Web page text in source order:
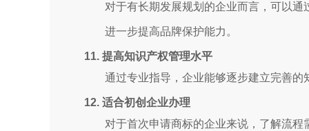
对于有长期发展规划的企业而言，可以通
进一步提高品牌保护能力。
11. 提高知识产权管理水平
通过专业指导，企业能够逐步建立完善的
12. 适合初创企业办理
对于首次申请商标的企业来说，了解流程